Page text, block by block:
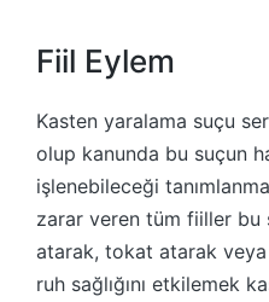
Fiil Eylem
Kasten yaralama suçu
olup kanunda bu suçun
işlenebileceği
zarar veren tüm fiiller bu
atarak, tokat atarak veya
ruh sağlığını etkilemek